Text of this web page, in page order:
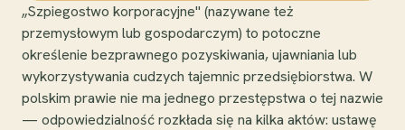
„Szpiegostwo korporacyjne" (nazywane też
przemysłowym lub gospodarczym) to potoczne
określenie bezprawnego pozyskiwania, ujawniania lub
wykorzystywania cudzych tajemnic przedsiębiorstwa. W
polskim prawie nie ma jednego przestępstwa o tej nazwie
— odpowiedzialność rozkłada się na kilka aktów: ustawę